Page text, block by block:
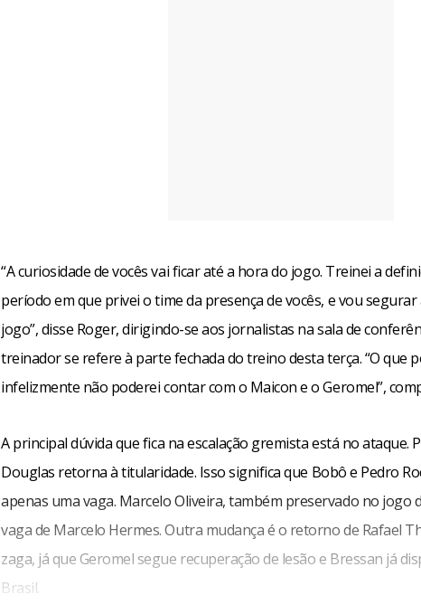
“A curiosidade de vocês vai ficar até a hora do jogo. Treinei a
período em que privei o time da presença de vocês, e vou
jogo”, disse Roger, dirigindo-se aos jornalistas na sala de
treinador se refere à parte fechada do treino desta terça. “O que
infelizmente não poderei contar com o Maicon e o Geromel”,
A principal dúvida que fica na escalação gremista está no ataque.
Douglas retorna à titularidade. Isso significa que Bobô e Pedro
apenas uma vaga. Marcelo Oliveira, também preservado no jogo
vaga de Marcelo Hermes. Outra mudança é o retorno de Rafael
zaga, já que Geromel segue recuperação de lesão e Bressan já
Brasil.